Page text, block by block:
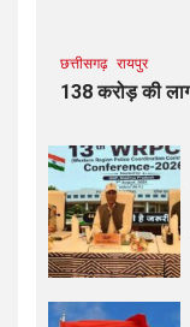
छत्तीसगढ़ रायपुर
138 करोड़ की